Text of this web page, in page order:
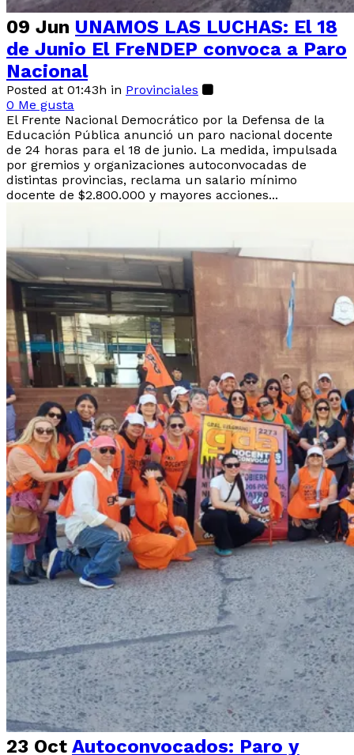
09 Jun UNAMOS LAS LUCHAS: El 18
de Junio El FreNDEP convoca a Paro
Nacional
Posted at 01:43h in Provinciales
0 Me gusta
El Frente Nacional Democrático por la Defensa de la
Educación Pública anunció un paro nacional docente
de 24 horas para el 18 de junio. La medida, impulsada
por gremios y organizaciones autoconvocadas de
distintas provincias, reclama un salario mínimo
docente de $2.800.000 y mayores acciones...
23 Oct Autoconvocados: Paro y